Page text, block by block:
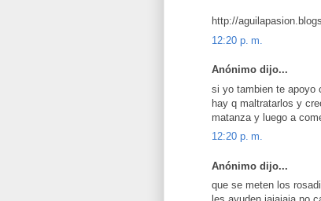
http://
12:20 p. m.
Anónimo dijo...
si yo tambien te apoyo
hay q maltratarlos y
matanza y luego a
12:20 p. m.
Anónimo dijo...
que se meten los